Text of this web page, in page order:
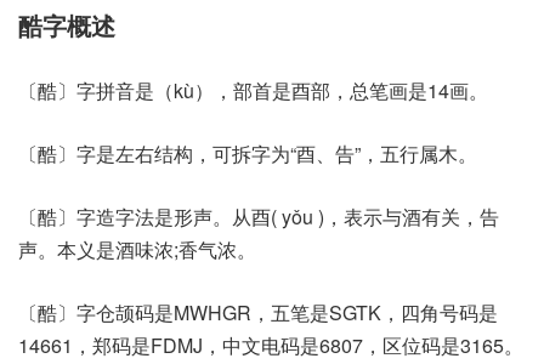
酷字概述
〔酷〕字拼音是（kù），部首是酉部，总笔画是14画。
〔酷〕字是左右结构，可拆字为“酉、告”，五行属木。
〔酷〕字造字法是形声。从酉( yǒu )，表示与酒有关，告
声。本义是酒味浓;香气浓。
〔酷〕字仓颉码是MWHGR，五笔是SGTK，四角号码是
14661，郑码是FDMJ，中文电码是6807，区位码是3165。